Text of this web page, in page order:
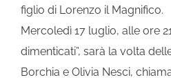
figlio di Lorenzo il Magnifico.
Mercoledì 17 luglio, alle ore
dimenticati”, sarà la volta
Borchia e Olivia Nesci,